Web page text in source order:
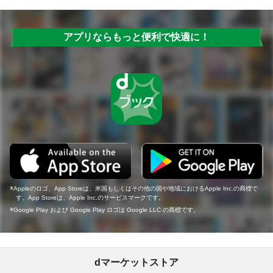
アプリならもっと便利で快適に！
Appleのロゴ、App Storeは、米国もしくはその他の国や地域におけるApple Inc.の商標で
す。App Storeは、Apple Inc.のサービスマークです。
Google Play および Google Play ロゴは Google LLC の商標です。
dマーケットストア